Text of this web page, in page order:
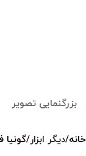
بزرگنمایی تصویر
خانه دیگر ابزار گونیا فلزی